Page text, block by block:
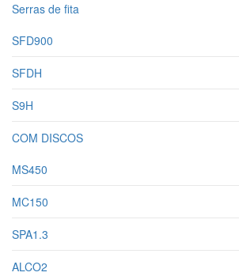
Serras de fita
SFD900
SFDH
S9H
COM DISCOS
MS450
MC150
SPA1.3
ALCO2